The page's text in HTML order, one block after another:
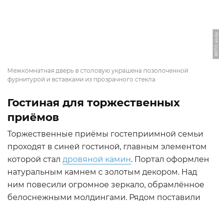
ФОТО: ais.by
Межкомнатная дверь в столовую украшена позолоченной
фурнитурой и вставками из прозрачного стекла
Гостиная для торжественных
приёмов
Торжественные приёмы гостеприимной семьи
проходят в синей гостиной, главным элементом
которой стал дровяной камин. Портал оформлен
натуральным камнем с золотым декором. Над
ним повесили огромное зеркало, обрамлённое
белоснежными молдингами. Рядом поставили